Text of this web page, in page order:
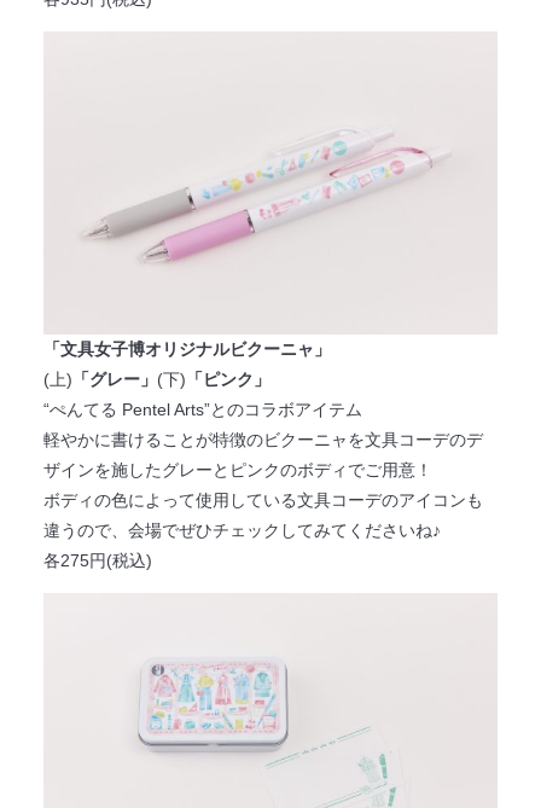
「文具女子博オリジナルビクーニャ」
(上) 「グレー」 (下) 「ピンク」
“ぺんてる Pentel Arts”とのコラボアイテム
軽やかに書けることが特徴のビクーニャを文具コーデのデ
ザインを施したグレーとピンクのボディでご用意！
ボディの色によって使用している文具コーデのアイコンも
違うので、会場でぜひチェックしてみてくださいね♪
各275円(税込)